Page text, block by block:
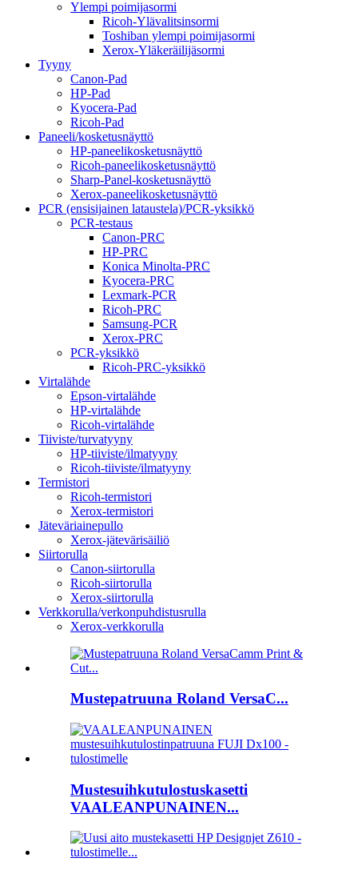
Ylempi poimijasormi
Ricoh-Ylävalitsinsormi
Toshiban ylempi poimijasormi
Xerox-Yläkeräilijäsormi
Tyyny
Canon-Pad
HP-Pad
Kyocera-Pad
Ricoh-Pad
Paneeli/kosketusnäyttö
HP-paneelikosketusnäyttö
Ricoh-paneelikosketusnäyttö
Sharp-Panel-kosketusnäyttö
Xerox-paneelikosketusnäyttö
PCR (ensisijainen lataustela)/PCR-yksikkö
PCR-testaus
Canon-PRC
HP-PRC
Konica Minolta-PRC
Kyocera-PRC
Lexmark-PCR
Ricoh-PRC
Samsung-PCR
Xerox-PRC
PCR-yksikkö
Ricoh-PRC-yksikkö
Virtalähde
Epson-virtalähde
HP-virtalähde
Ricoh-virtalähde
Tiiviste/turvatyyny
HP-tiiviste/ilmatyyny
Ricoh-tiiviste/ilmatyyny
Termistori
Ricoh-termistori
Xerox-termistori
Jäteväriainepullo
Xerox-jätevärisäiliö
Siirtorulla
Canon-siirtorulla
Ricoh-siirtorulla
Xerox-siirtorulla
Verkkorulla/verkonpuhdistusrulla
Xerox-verkkorulla
Mustepatruuna Roland VersaC...
Mustesuihkutulostuskasetti
VAALEANPUNAINEN...